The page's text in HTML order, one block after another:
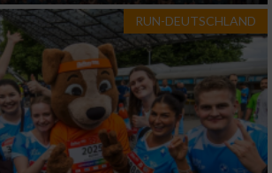
RUN-DEUTSCHLAND